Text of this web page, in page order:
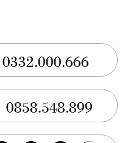
0332.000.666
0858.548.899